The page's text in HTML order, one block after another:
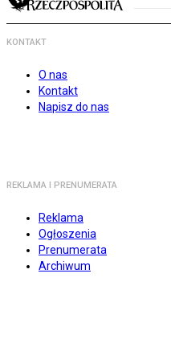
KONTAKT
O nas
Kontakt
Napisz do nas
REKLAMA I PRENUMERATA
Reklama
Ogłoszenia
Prenumerata
Archiwum